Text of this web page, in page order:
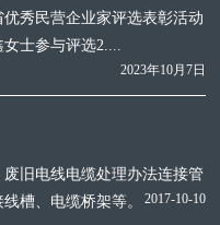
秀民营企业家评选表彰活动
士参与评选2....
2023年10月7日
旧电线电缆处理办法连接管
槽、电缆桥架等。
2017-10-10